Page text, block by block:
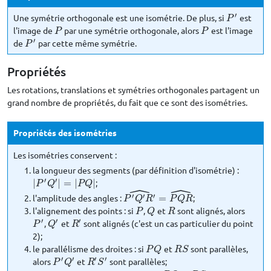
Une symétrie orthogonale est une isométrie. De plus, si P ′
P′ est
l'image de P
P par une symétrie orthogonale, alors P
P est l'image
de P ′
P′ par cette même symétrie.
Propriétés
Les rotations, translations et symétries orthogonales partagent un
grand nombre de propriétés, du fait que ce sont des isométries.
Propriétés des isométries
Les isométries conservent :
la longueur des segments (par définition d'isométrie) :
|P ′Q′ | = |PQ|
P′Q′|= PQ
;
l'amplitude des angles :P ′Q′R′
ˆ = PQR
ˆ
P′Q′R′^= PQ R^
;
l'alignement des points : si P
P ,Q
Q et R
R sont alignés, alors
P ′
P′ ,Q′
Q′ et R′
R′ sont alignés (c'est un cas particulier du point
2);
le parallélisme des droites : si PQ
PQ et RS
RS sont parallèles,
alorsP ′Q′
P′Q′ et R′ S′
R′S′
sont parallèles;